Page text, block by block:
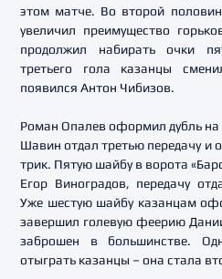
этом матче. Во второй
увеличил преимущество
продолжил набирать очки
третьего гола казанцы
появился Антон Чибизов.
Роман Опалев оформил дубль на
Шавин отдал третью передачу и
трик. Пятую шайбу в ворота
Егор Виноградов, передачу
Уже шестую шайбу казанцам
завершил голевую феерию
заброшен в большинстве.
отыграть казанцы – она стала